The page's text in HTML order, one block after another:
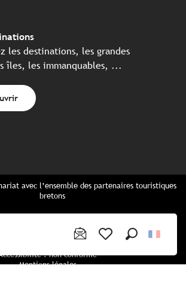
les destinations, les grandes
îles, les immanquables, ...
avec l’ensemble des partenaires touristiques
bretons
Cartes Bretagne & brochures
: non conforme
Mentions légales